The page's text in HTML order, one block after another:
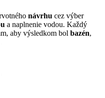
návrhu cez výber
a naplnenie vodou. Každý
aby výsledkom bol bazén,